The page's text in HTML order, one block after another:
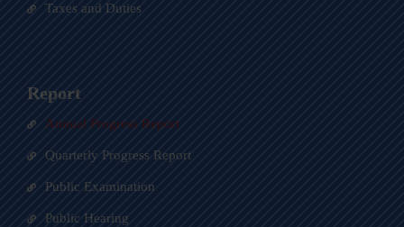
Taxes and Duties
Report
Annual Progress Report
Quarterly Progress Report
Public Examination
Public Hearing